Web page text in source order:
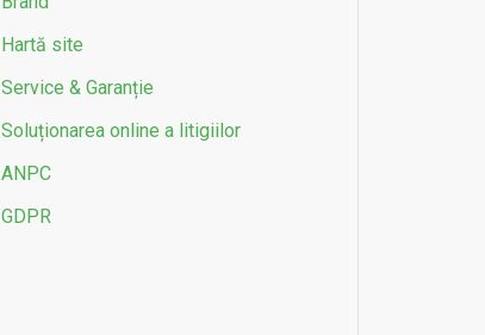
Hartă site
Service & Garanție
Soluționarea online a litigiilor
ANPC
GDPR